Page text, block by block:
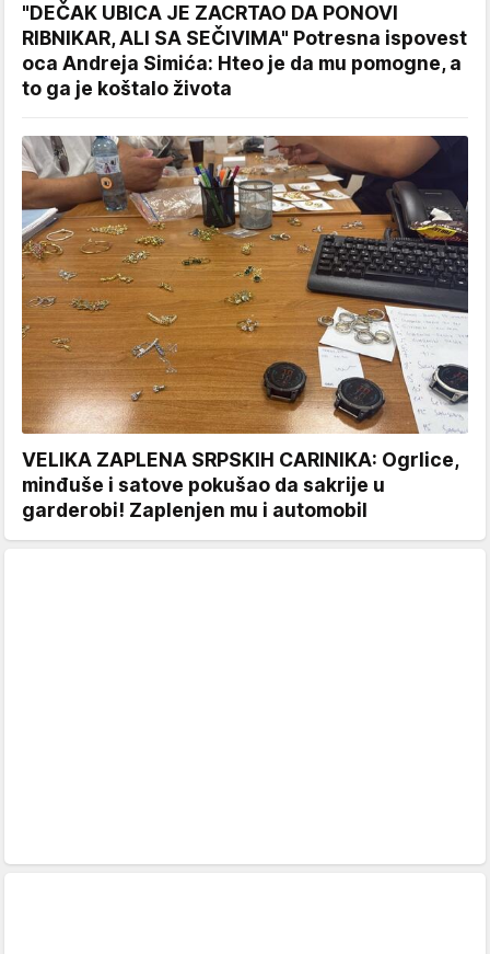
"DEČAK UBICA JE ZACRTAO DA PONOVI
RIBNIKAR, ALI SA SEČIVIMA" Potresna ispovest
oca Andreja Simića: Hteo je da mu pomogne, a
to ga je koštalo života
VELIKA ZAPLENA SRPSKIH CARINIKA: Ogrlice,
minđuše i satove pokušao da sakrije u
garderobi! Zaplenjen mu i automobil